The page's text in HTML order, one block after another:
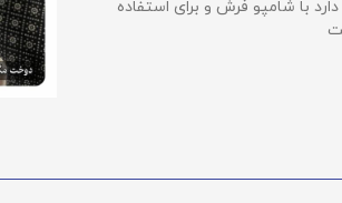
با شامپو فرش و برای استفاده